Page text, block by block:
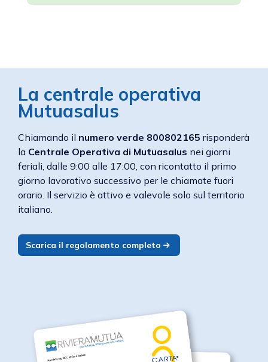
La centrale operativa
Mutuasalus
Chiamando il numero verde 800802165 risponderà
la Centrale Operativa di Mutuasalus nei giorni
feriali, dalle 9:00 alle 17:00, con ricontatto il primo
giorno lavorativo successivo per le chiamate fuori
orario. Il servizio è attivo e valevole solo sul territorio
italiano.
Scarica il regolamento completo